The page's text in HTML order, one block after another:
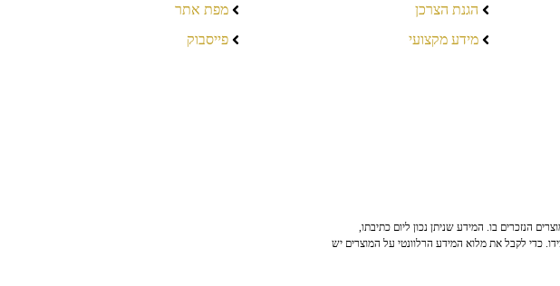
הגנת הצרכן
מידע מקצועי
מפת אתר
פייסבוק
הנזכרים בו. המידע שניתן נכון ליום כתיבתו,
כדי לקבל את מלוא המידע הרלוונטי על המוצרים יש